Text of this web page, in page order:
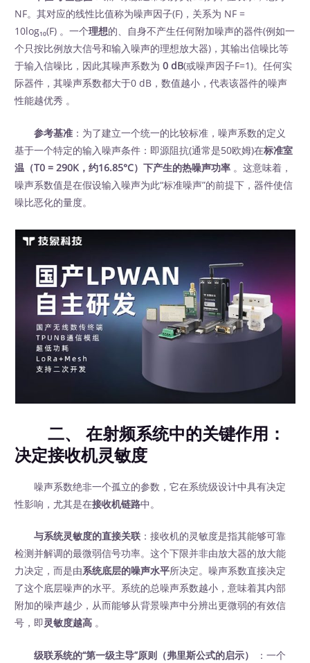
NF。其对应的线性比值称为噪声因子(F)，关系为 NF =
10log₁₀(F) 。一个理想的、自身不产生任何附加噪声的器件(例如一
个只按比例放大信号和输入噪声的理想放大器)，其输出信噪比等
于输入信噪比，因此其噪声系数为0 dB(或噪声因子F=1)。任何实
际器件，其噪声系数都大于0 dB，数值越小，代表该器件的噪声
性能越优秀 。
参考基准 ：为了建立一个统一的比较标准，噪声系数的定义
基于一个特定的输入噪声条件：即源阻抗(通常是50欧姆)在标准室
温（T0 = 290K，约16.85°C）下产生的热噪声功率 。这意味着，
噪声系数值是在假设输入噪声为此“标准噪声”的前提下，器件使信
噪比恶化的量度。
二、 在射频系统中的关键作用：
决定接收机灵敏度
噪声系数绝非一个孤立的参数，它在系统级设计中具有决定
性影响，尤其是在接收机链路中。
与系统灵敏度的直接关联 ：接收机的灵敏度是指其能够可靠
检测并解调的最微弱信号功率。这个下限并非由放大器的放大能
力决定，而是由系统底层的噪声水平所决定。噪声系数直接决定
了这个底层噪声的水平。系统的总噪声系数越小，意味着其内部
附加的噪声越少，从而能够从背景噪声中分辨出更微弱的有效信
号，即灵敏度越高 。
级联系统的“第一级主导”原则（弗里斯公式的启示）
‍ ：一个